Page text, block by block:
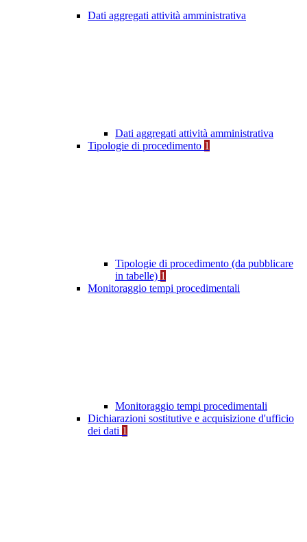
Dati aggregati attività amministrativa
Dati aggregati attività amministrativa
Tipologie di procedimento 1
Tipologie di procedimento (da pubblicare
in tabelle) 1
Monitoraggio tempi procedimentali
Monitoraggio tempi procedimentali
Dichiarazioni sostitutive e acquisizione d'ufficio
dei dati 1